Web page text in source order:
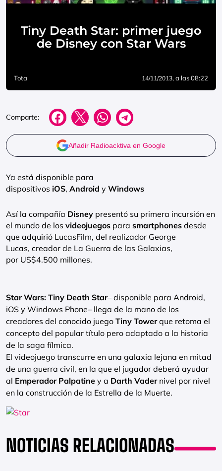
Tiny Death Star: primer juego
de Disney con Star Wars
Tota 14/11/2013, a las 08:22
Comparte:
Añadir Radioacktiva en Google
Ya está disponible para
dispositivos iOS, Android y Windows
Así la compañía Disney presentó su primera incursión en
el mundo de los videojuegos para smartphones desde
que adquirió LucasFilm, del realizador George
Lucas, creador de La Guerra de las Galaxias,
por US$4.500 millones.
Star Wars: Tiny Death Star– disponible para Android,
iOS y Windows Phone– llega de la mano de los
creadores del conocido juego Tiny Towerque retoma el
concepto del popular título pero adaptado a la historia
de la saga fílmica.
El videojuego transcurre en una galaxia lejana en mitad
de una guerra civil, en la que el jugador deberá ayudar
al Emperador Palpatine y a Darth Vadernivel por nivel
en la construcción de la Estrella de la Muerte.
NOTICIAS RELACIONADAS